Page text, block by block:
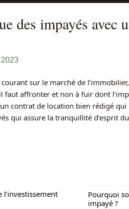
des impayés avec
sur le marché de
faut affronter et non à fuir dont
contrat de location bien rédigé
qui assure la tranquillité d’esprit
l’investissement
Pourquoi
impayé ?